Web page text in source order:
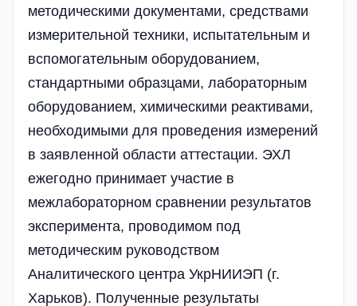
методическими документами, средствами
измерительной техники, испытательным и
вспомогательным оборудованием,
стандартными образцами, лабораторным
оборудованием, химическими реактивами,
необходимыми для проведения измерений
в заявленной области аттестации. ЭХЛ
ежегодно принимает участие в
межлабораторном сравнении результатов
эксперимента, проводимом под
методическим руководством
Аналитического центра УкрНИИЭП (г.
Харьков). Полученные результаты